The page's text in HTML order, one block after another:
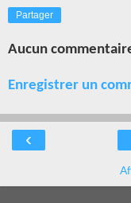
Partager
Aucun
Enregistrer un
‹